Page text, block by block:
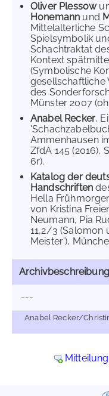
Oliver Plessow
Honemann und
Mittelalterliche
Spielsymbolik
Schachtraktat
Kontext
(Symbolische
gesellschaftliche
des
Münster 2007
Anabel Recker,
Ammenhausen
ZfdA 145 (2016),
6r).
Katalog der
Handschriften
Hella
von Kristina
Neumann, Pia
11,2/3 (Salomon
Meister'),
Archivbeschreibung
---
Anabel Recker/